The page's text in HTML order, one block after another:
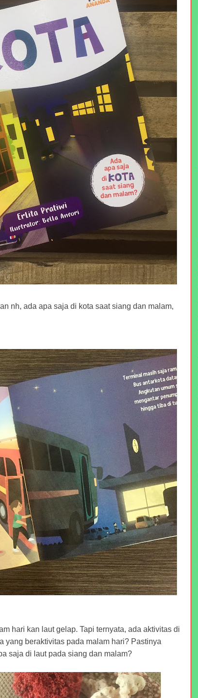
nh, ada apa saja di kota saat siang dan malam,
hari kan laut gelap. Tapi ternyata, ada aktivitas di
yang beraktivitas pada malam hari? Pastinya
saja di laut pada siang dan malam?